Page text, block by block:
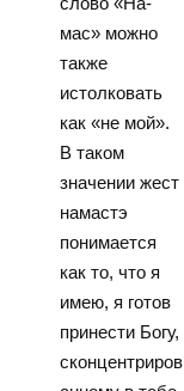
мас» можно
также
истолковать
как «не мой».
В таком
значении жест
намастэ
понимается
как то, что я
имею, я готов
принести Богу,
сконцентриров